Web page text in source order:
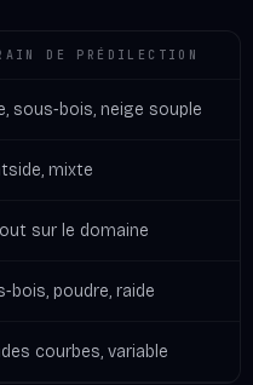
DE PRÉDILECTION
sous‑bois, neige souple
mixte
sur le domaine
poudre, raide
courbes, variable